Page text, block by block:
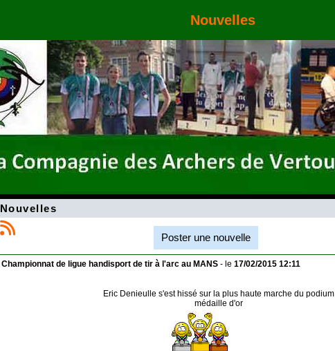
Nouvelles
Nouvelles
Poster une nouvelle
Championnat de ligue handisport de tir à l'arc au MANS - le 17/02/2015 12:11
Eric Denieulle s'est hissé sur la plus haute marche du podium
médaille d'or